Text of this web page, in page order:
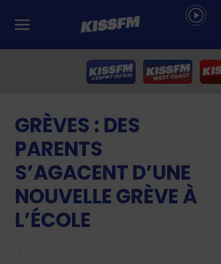
Passer au contenu principal
GRÈVES : DES
PARENTS
S’AGACENT D’UNE
NOUVELLE GRÈVE À
L’ÉCOLE